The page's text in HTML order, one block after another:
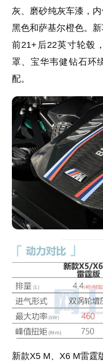
灰、磨砂纯灰车漆，
黑色和萨基尔橙色。
前21+后22英寸轮毂
罩、宝华韦健钻石环
配。
新款X5 M、X6 M雷霆